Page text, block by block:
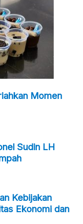
Momen
Sudin LH
Kebijakan
Ekonomi dan